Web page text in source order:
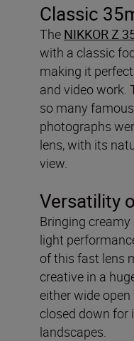
Classic
The NIKKOR Z
with a classic
making it
and video work.
so many
photographs
lens, with its
view.
Versatility
Bringing
light
of this fast lens
creative in a
either wide
closed down for
landscapes.